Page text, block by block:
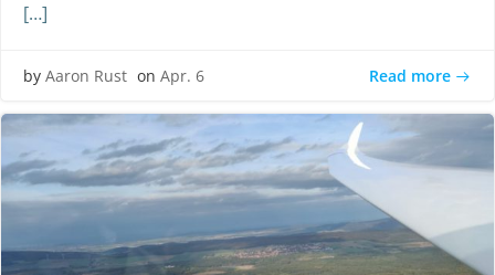
[…]
by Aaron Rust on Apr. 6 Read more